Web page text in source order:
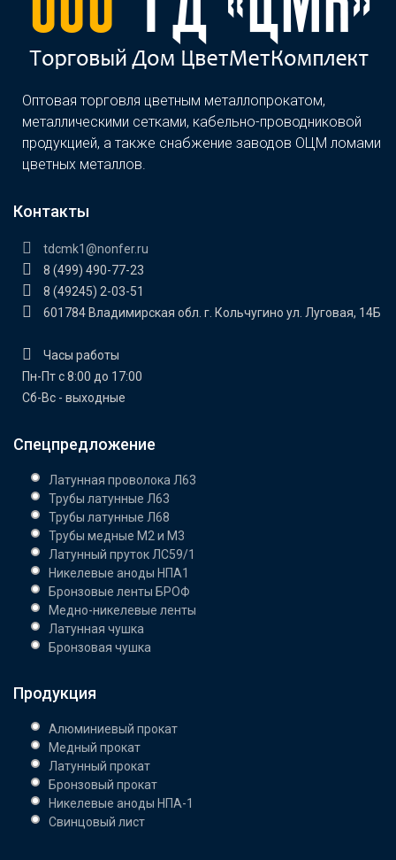
Оптовая торговля цветным металлопрокатом,
металлическими сетками, кабельно-проводниковой
продукцией, а также снабжение заводов ОЦМ ломами
цветных металлов.
Контакты
tdcmk1@nonfer.ru
8 (499) 490-77-23
8 (49245) 2-03-51
601784 Владимирская обл. г. Кольчугино ул. Луговая, 14Б
Часы работы
Пн-Пт с 8:00 до 17:00
Сб-Вс - выходные
Спецпредложение
Латунная проволока Л63
Трубы латунные Л63
Трубы латунные Л68
Трубы медные М2 и М3
Латунный пруток ЛС59/1
Никелевые аноды НПА1
Бронзовые ленты БРОФ
Медно-никелевые ленты
Латунная чушка
Бронзовая чушка
Продукция
Алюминиевый прокат
Медный прокат
Латунный прокат
Бронзовый прокат
Никелевые аноды НПА-1
Свинцовый лист